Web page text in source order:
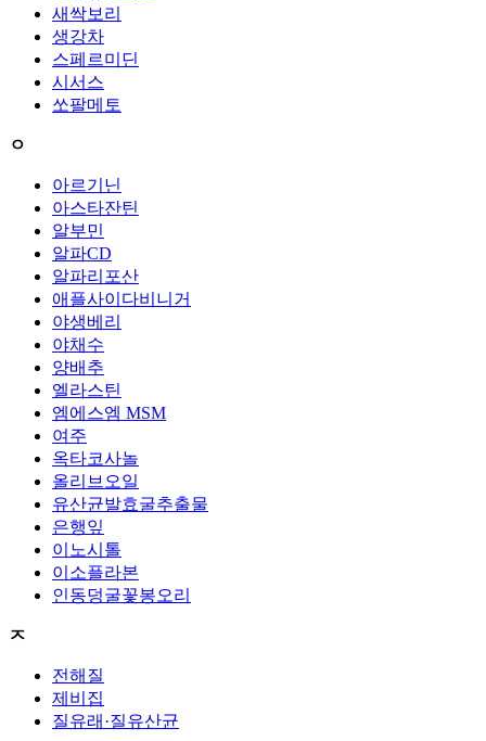
새싹보리
생강차
스페르미딘
시서스
쏘팔메토
ㅇ
아르기닌
아스타잔틴
알부민
알파CD
알파리포산
애플사이다비니거
야생베리
야채수
양배추
엘라스틴
엠에스엠 MSM
여주
옥타코사놀
올리브오일
유산균발효굴추출물
은행잎
이노시톨
이소플라본
인동덩굴꽃봉오리
ㅈ
전해질
제비집
질유래·질유산균